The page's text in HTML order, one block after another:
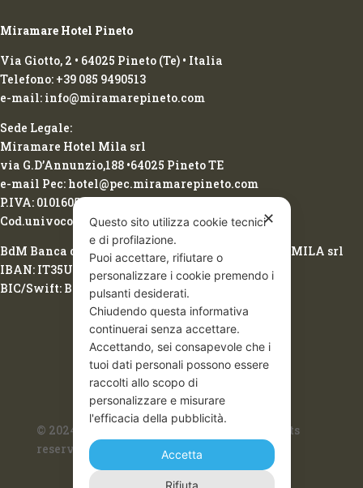
Miramare Hotel Pineto
Via Giotto, 2 • 64025 Pineto (Te) • Italia
Telefono: +39 085 9490513
e-mail: info@miramarepineto.com
Sede Legale:
Miramare Hotel Mila srl
via G.D’Annunzio,188 •64025 Pineto TE
e-mail Pec: hotel@pec.miramarepineto.com
P.IVA: 01016050674
Cod.univoco: 2LCMINU
BdM Banca del Mezzogiorno Spa intestazione: MILA srl
IBAN: IT35U0542477000000000052105
BIC/Swift: BPBAIT3B
© 2024 Hotel Miramare Mila S.r.l • All rights
reserved.
Prenota
✕
Questo sito utilizza cookie tecnici
e di profilazione.
Puoi accettare, rifiutare o
personalizzare i cookie premendo i
pulsanti desiderati.
Chiudendo questa informativa
continuerai senza accettare.
Accettando, sei consapevole che i
tuoi dati personali possono essere
raccolti allo scopo di
personalizzare e misurare
l'efficacia della pubblicità.
Accetta
Rifiuta